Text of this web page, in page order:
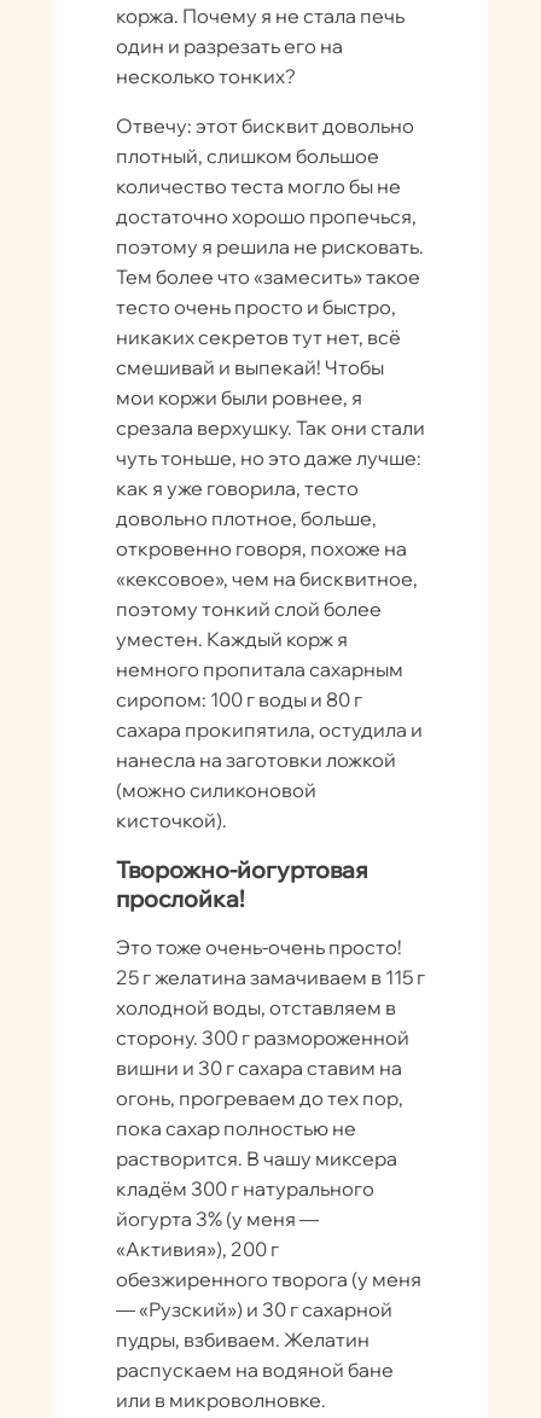
коржа. Почему я не стала печь
один и разрезать его на
несколько тонких?
Отвечу: этот бисквит довольно
плотный, слишком большое
количество теста могло бы не
достаточно хорошо пропечься,
поэтому я решила не рисковать.
Тем более что «замесить» такое
тесто очень просто и быстро,
никаких секретов тут нет, всё
смешивай и выпекай! Чтобы
мои коржи были ровнее, я
срезала верхушку. Так они стали
чуть тоньше, но это даже лучше:
как я уже говорила, тесто
довольно плотное, больше,
откровенно говоря, похоже на
«кексовое», чем на бисквитное,
поэтому тонкий слой более
уместен. Каждый корж я
немного пропитала сахарным
сиропом: 100 г воды и 80 г
сахара прокипятила, остудила и
нанесла на заготовки ложкой
(можно силиконовой
кисточкой).
Творожно-йогуртовая
прослойка!
Это тоже очень-очень просто!
25 г желатина замачиваем в 115 г
холодной воды, отставляем в
сторону. 300 г размороженной
вишни и 30 г сахара ставим на
огонь, прогреваем до тех пор,
пока сахар полностью не
растворится. В чашу миксера
кладём 300 г натурального
йогурта 3% (у меня —
«Активия»), 200 г
обезжиренного творога (у меня
— «Рузский») и 30 г сахарной
пудры, взбиваем. Желатин
распускаем на водяной бане
или в микроволновке.